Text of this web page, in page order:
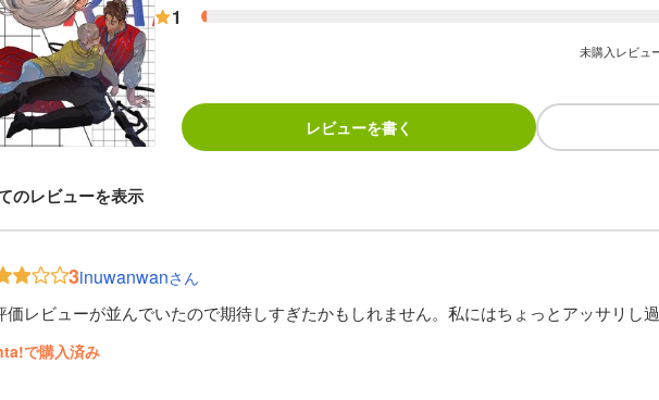
1
未購入レビュ
レビューを書く
のレビューを表示
3inuwanwanさん
価レビューが並んでいたので期待しすぎたかもしれません。私にはちょっとアッサリし過
で購入済み